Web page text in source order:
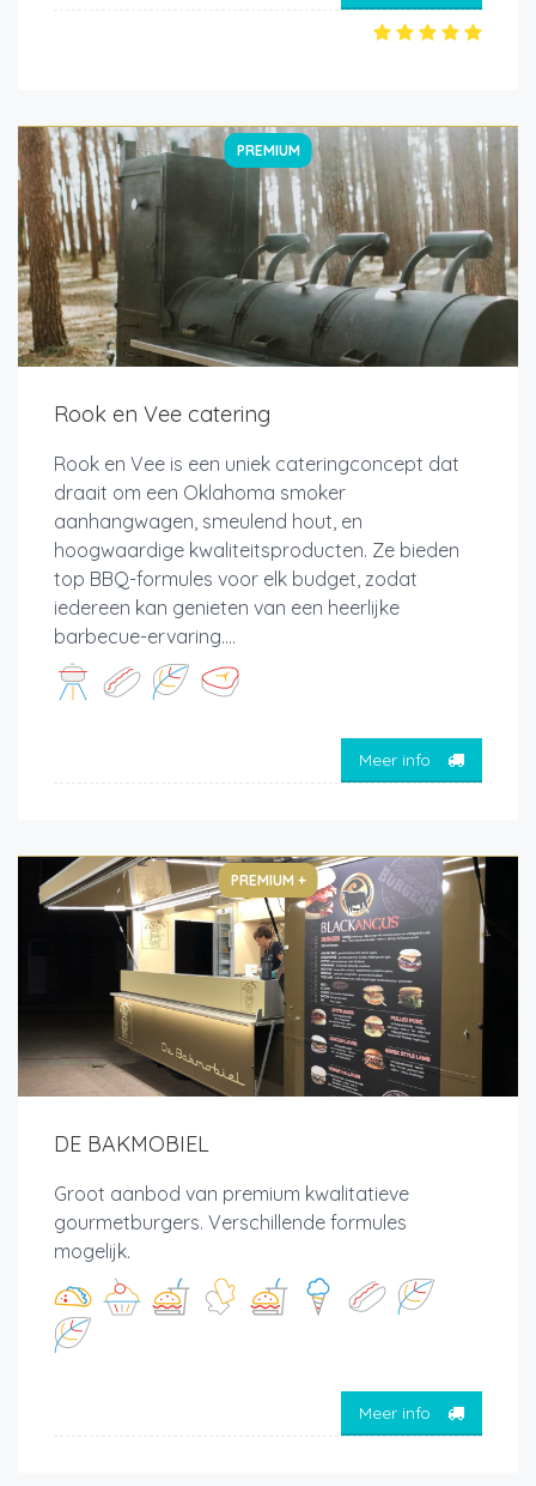
PREMIUM
Rook en Vee catering
Rook en Vee is een uniek cateringconcept dat
draait om een Oklahoma smoker
aanhangwagen, smeulend hout, en
hoogwaardige kwaliteitsproducten. Ze bieden
top BBQ-formules voor elk budget, zodat
iedereen kan genieten van een heerlijke
barbecue-ervaring....
Meer info
PREMIUM +
DE BAKMOBIEL
Groot aanbod van premium kwalitatieve
gourmetburgers. Verschillende formules
mogelijk.
Meer info